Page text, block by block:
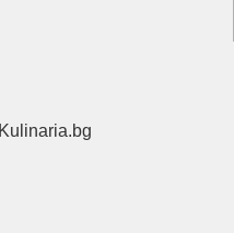
Kulinaria.bg